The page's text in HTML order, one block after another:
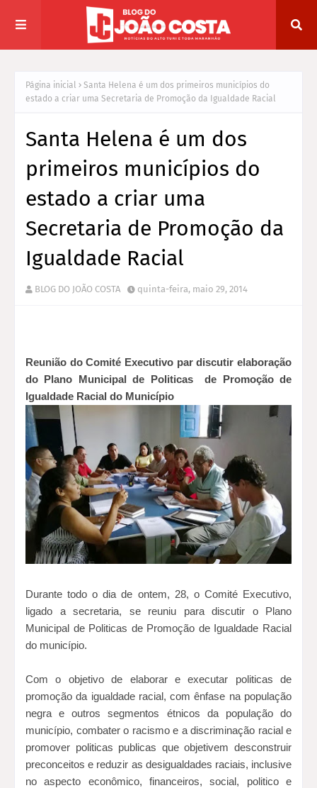
Página inicial
Santa Helena é um dos primeiros municípios do
estado a criar uma Secretaria de Promoção da Igualdade Racial
Santa Helena é um dos
primeiros municípios do
estado a criar uma
Secretaria de Promoção da
Igualdade Racial
BLOG DO JOÃO COSTA quinta-feira, maio 29, 2014
Reunião do Comité Executivo par discutir elaboração
do Plano Municipal de Politicasde Promoção de
Igualdade Racial do Município
Durante todo o dia de ontem, 28, o Comité Executivo,
ligado a secretaria, se reuniu para discutir o Plano
Municipal de Politicas de Promoção de Igualdade Racial
do município.
Com o objetivo de elaborar e executar politicas de
promoção da igualdade racial, com ênfase na população
negra e outros segmentos étnicos da população do
município, combater o racismo e a discriminação racial e
promover politicas publicas que objetivem desconstruir
preconceitos e reduzir as desigualdades raciais, inclusive
no aspecto econômico, financeiros, social, politico e